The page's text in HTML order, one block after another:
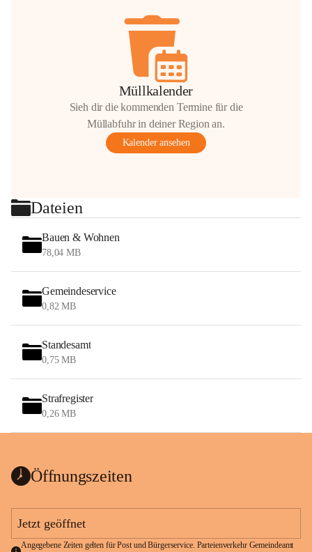
Müllkalender
Sieh dir die kommenden Termine für die
Müllabfuhr in deiner Region an.
Kalender ansehen
Dateien
Bauen & Wohnen
78,04 MB
Gemeindeservice
0,82 MB
Standesamt
0,75 MB
Strafregister
0,26 MB
Öffnungszeiten
Jetzt geöffnet
Angegebene Zeiten gelten für Post und Bürgerservice. Parteienverkehr Gemeindeamt